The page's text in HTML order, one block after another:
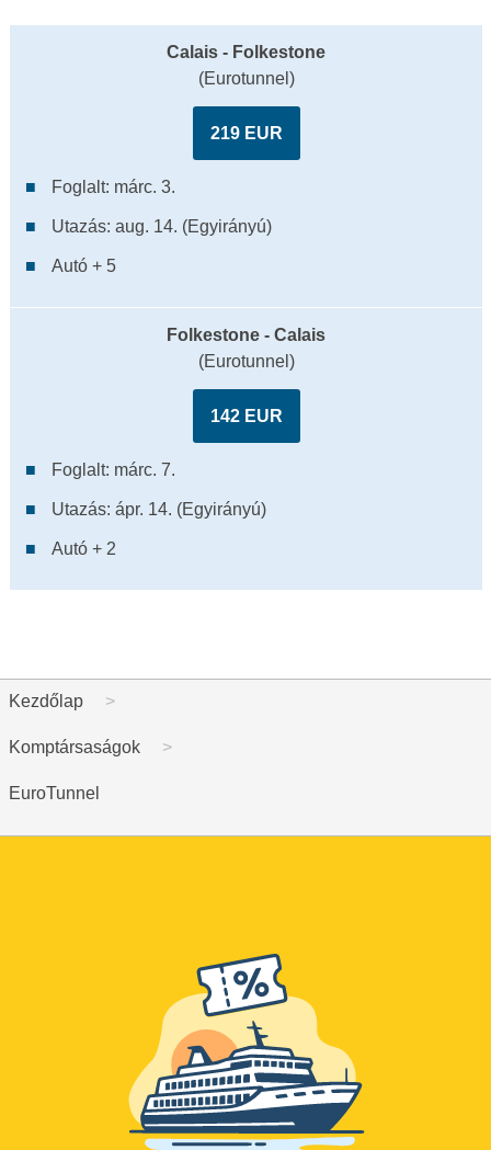
Calais - Folkestone
(Eurotunnel)
219 EUR
Foglalt: márc. 3.
Utazás: aug. 14. (Egyirányú)
Autó + 5
Folkestone - Calais
(Eurotunnel)
142 EUR
Foglalt: márc. 7.
Utazás: ápr. 14. (Egyirányú)
Autó + 2
Kezdőlap
Komptársaságok
EuroTunnel